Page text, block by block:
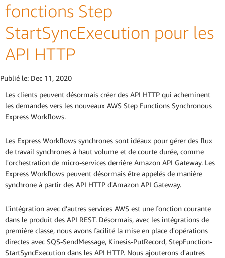
fonctions Step
StartSyncExecution pour les
API HTTP
Publié le: Dec 11, 2020
Les clients peuvent désormais créer des API HTTP qui acheminent
les demandes vers les nouveaux AWS Step Functions Synchronous
Express Workflows.
Les Express Workflows synchrones sont idéaux pour gérer des flux
de travail synchrones à haut volume et de courte durée, comme
l'orchestration de micro-services derrière Amazon API Gateway. Les
Express Workflows peuvent désormais être appelés de manière
synchrone à partir des API HTTP d'Amazon API Gateway.
L'intégration avec d'autres services AWS est une fonction courante
dans le produit des API REST. Désormais, avec les intégrations de
première classe, nous avons facilité la mise en place d'opérations
directes avec SQS-SendMessage, Kinesis-PutRecord, StepFunction-
StartSyncExecution dans les API HTTP. Nous ajouterons d'autres